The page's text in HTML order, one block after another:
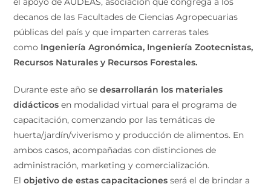
decanos de las Facultades de Ciencias Agropecuarias
públicas del país y que imparten carreras tales
como Ingeniería Agronómica, Ingeniería Zootecnistas,
Recursos Naturales y Recursos Forestales.
Durante este año se desarrollarán los materiales
didácticos en modalidad virtual para el programa de
capacitación, comenzando por las temáticas de
huerta/jardín/viverismo y producción de alimentos. En
ambos casos, acompañadas con distinciones de
administración, marketing y comercialización.
Elobjetivo de estas capacitaciones será el de brindar a